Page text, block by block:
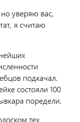
уверяю вас,
я считаю
подкачал.
состояли 100
поредели.
тех